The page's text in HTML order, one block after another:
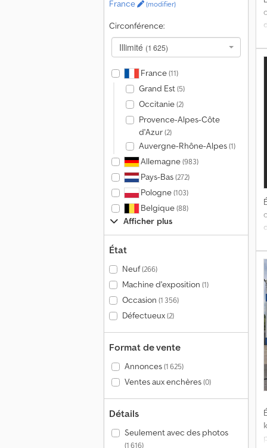
France
(modifier)
Circonférence:
Illimité (1 625)
France(11)
Grand Est(5)
Occitanie(2)
Provence-Alpes-Côte
d'Azur(2)
Auvergne-Rhône-Alpes(1)
Allemagne(983)
Pays-Bas(272)
Pologne(103)
Belgique(88)
Afficher plus
État
Neuf(266)
Machine d'exposition (1)
Occasion (1 356)
Défectueux(2)
Format de vente
Annonces(1 625)
Ventes aux enchères(0)
Détails
Seulement avec des photos
(1 616)